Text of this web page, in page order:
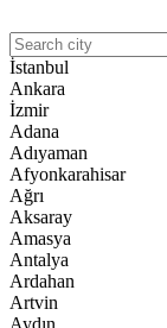
İstanbul
Ankara
İzmir
Adana
Adıyaman
Afyonkarahisar
Ağrı
Aksaray
Amasya
Antalya
Ardahan
Artvin
Aydın